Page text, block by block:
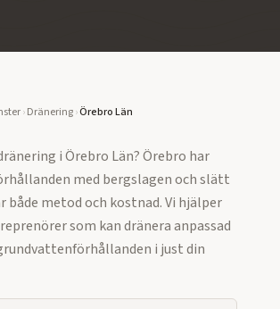
›Dränering›Örebro Län
i Örebro Län? Örebro har
med bergslagen och slätt
både metod och kostnad. Vi hjälper
som kan dränera anpassad
i just din